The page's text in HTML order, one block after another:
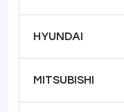
HYUNDAI
MITSUBISHI